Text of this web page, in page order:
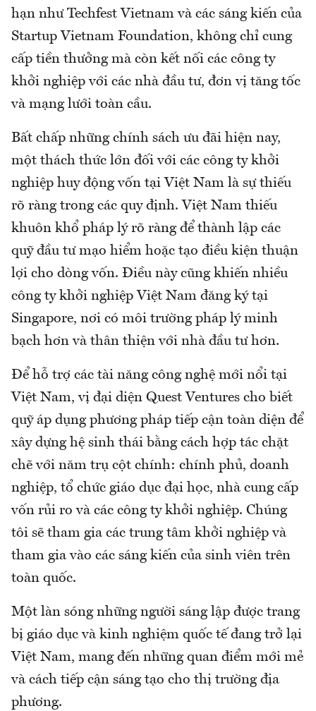
hạn như Techfest Vietnam và các sáng kiến ​​của
Startup Vietnam Foundation, không chỉ cung
cấp tiền thưởng mà còn kết nối các công ty
khởi nghiệp với các nhà đầu tư, đơn vị tăng tốc
và mạng lưới toàn cầu.
Bất chấp những chính sách ưu đãi hiện nay,
một thách thức lớn đối với các công ty khởi
nghiệp huy động vốn tại Việt Nam là sự thiếu
rõ ràng trong các quy định. Việt Nam thiếu
khuôn khổ pháp lý rõ ràng để thành lập các
quỹ đầu tư mạo hiểm hoặc tạo điều kiện thuận
lợi cho dòng vốn. Điều này cũng khiến nhiều
công ty khởi nghiệp Việt Nam đăng ký tại
Singapore, nơi có môi trường pháp lý minh
bạch hơn và thân thiện với nhà đầu tư hơn.
Để hỗ trợ các tài năng công nghệ mới nổi tại
Việt Nam, vị đại diện Quest Ventures cho biết
quỹ áp dụng phương pháp tiếp cận toàn diện để
xây dựng hệ sinh thái bằng cách hợp tác chặt
chẽ với năm trụ cột chính: chính phủ, doanh
nghiệp, tổ chức giáo dục đại học, nhà cung cấp
vốn rủi ro và các công ty khởi nghiệp. Chúng
tôi sẽ tham gia các trung tâm khởi nghiệp và
tham gia vào các sáng kiến ​​của sinh viên trên
toàn quốc.
Một làn sóng những người sáng lập được trang
bị giáo dục và kinh nghiệm quốc tế đang trở lại
Việt Nam, mang đến những quan điểm mới mẻ
và cách tiếp cận sáng tạo cho thị trường địa
phương.